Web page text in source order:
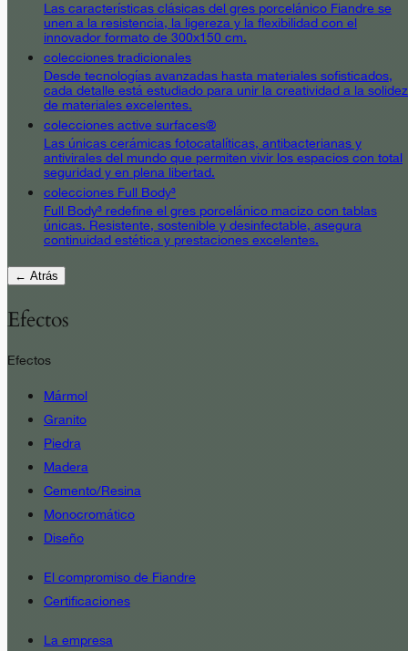
Las características clásicas del gres porcelánico Fiandre se
unen a la resistencia, la ligereza y la flexibilidad con el
innovador formato de 300x150 cm.
colecciones tradicionales
Desde tecnologías avanzadas hasta materiales sofisticados,
cada detalle está estudiado para unir la creatividad a la solidez
de materiales excelentes.
colecciones active surfaces®
Las únicas cerámicas fotocatalíticas, antibacterianas y
antivirales del mundo que permiten vivir los espacios con total
seguridad y en plena libertad.
colecciones Full Body³
Full Body³ redefine el gres porcelánico macizo con tablas
únicas. Resistente, sostenible y desinfectable, asegura
continuidad estética y prestaciones excelentes.
← Atrás
Efectos
Efectos
Mármol
Granito
Piedra
Madera
Cemento/Resina
Monocromático
Diseño
El compromiso de Fiandre
Certificaciones
La empresa